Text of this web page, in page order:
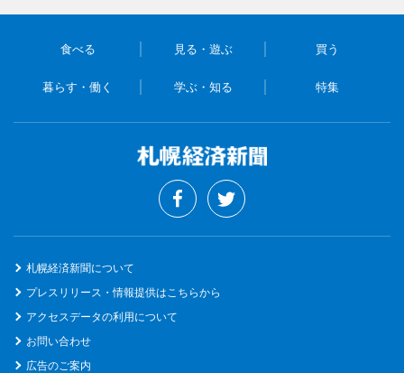
食べる 見る・遊ぶ 買う
暮らす・働く 学ぶ・知る 特集
札幌経済新聞について
プレスリリース・情報提供はこちらから
アクセスデータの利用について
お問い合わせ
広告のご案内